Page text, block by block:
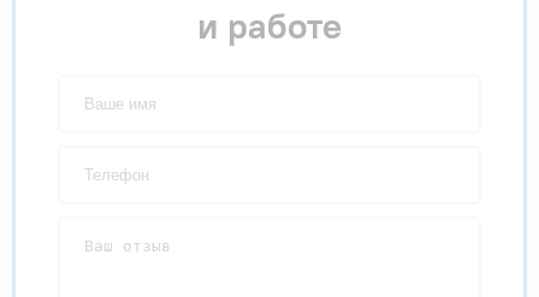
и работе